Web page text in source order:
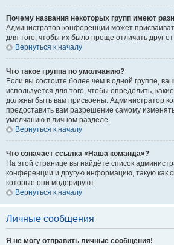
Почему названия некоторых групп имеют
Администратор конференции может
для того, чтобы их было проще отличать друг от
Вернуться к началу
Что такое группа по умолчанию?
Если вы состоите более чем в одной группе,
используется для того, чтобы определить,
должны быть вам присвоены. Администратор
предоставить вам разрешение самому
умолчанию в личном разделе.
Вернуться к началу
Что означает ссылка «Наша команда»?
На этой странице вы найдёте список
конференции и другую информацию, такую как
которые они модерируют.
Вернуться к началу
Личные сообщения
Я не могу отправить личные сообщения!